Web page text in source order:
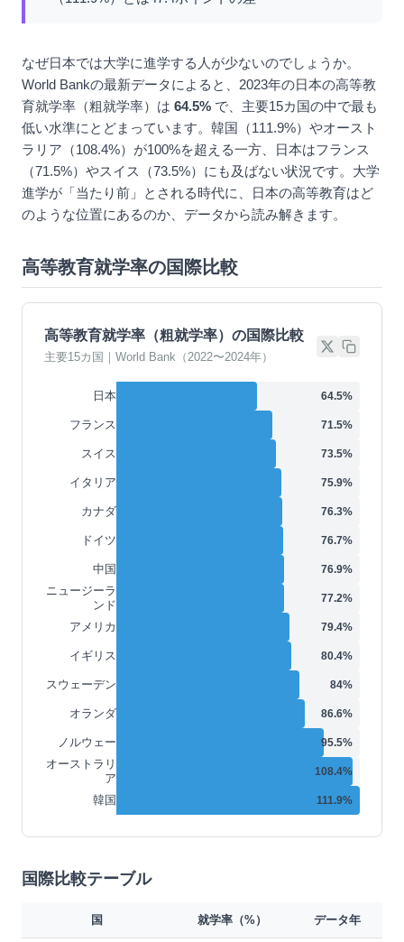
なぜ日本では大学に進学する人が少ないのでしょうか。
World Bankの最新データによると、2023年の日本の高等教
育就学率（粗就学率）は 64.5% で、主要15カ国の中で最も
低い水準にとどまっています。韓国（111.9%）やオースト
ラリア（108.4%）が100%を超える一方、日本はフランス
（71.5%）やスイス（73.5%）にも及ばない状況です。大学
進学が「当たり前」とされる時代に、日本の高等教育はど
のような位置にあるのか、データから読み解きます。
高等教育就学率の国際比較
高等教育就学率（粗就学率）の国際比較
主要15カ国｜World Bank（2022〜2024年）
日本 64.5%
フランス 71.5%
スイス 73.5%
イタリア 75.9%
カナダ 76.3%
ドイツ 76.7%
中国 76.9%
ニュージーラ
ンド
77.2%
アメリカ 79.4%
イギリス 80.4%
スウェーデン 84%
オランダ 86.6%
ノルウェー 95.5%
オーストラリ
ア
108.4%
韓国 111.9%
国際比較テーブル
国 就学率（%） データ年